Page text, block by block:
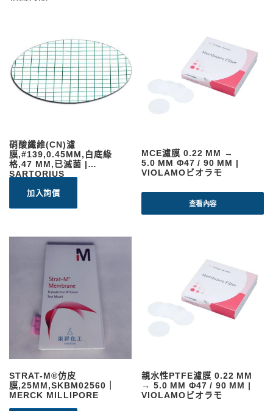
硝酸纖維(CN)濾
膜,#139,0.45ΜM,白底綠
格,47 MM,已滅菌 |
SARTORIUS
加入詢價
MCE濾膜 0.22 ΜM →
5.0 ΜM Φ47 / 90 MM |
VIOLAMOビオラモ
查看內容
STRAT-M®仿皮
膜,25MM,SKBM02560｜
MERCK MILLIPORE
親水性PTFE濾膜 0.22 ΜM
→ 5.0 ΜM Φ47 / 90 MM |
VIOLAMOビオラモ